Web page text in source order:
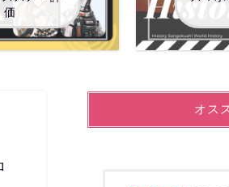
価
オス